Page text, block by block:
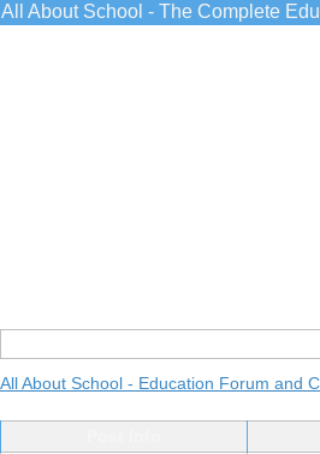
All About School - The Complete
All About School - Education Forum and